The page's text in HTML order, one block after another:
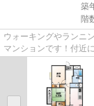
築
階
ウォーキングやランニ
マンションです！付近
ーズの高い、陽当たり